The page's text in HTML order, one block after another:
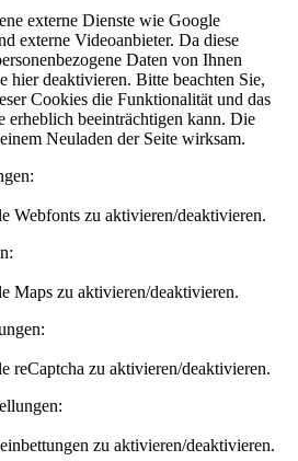
externe Dienste wie Google
externe Videoanbieter. Da diese
Daten von Ihnen
hier deaktivieren. Bitte beachten Sie,
Cookies die Funktionalität und das
erheblich beeinträchtigen kann. Die
Neuladen der Seite wirksam.
Webfonts zu aktivieren/deaktivieren.
Maps zu aktivieren/deaktivieren.
reCaptcha zu aktivieren/deaktivieren.
zu aktivieren/deaktivieren.